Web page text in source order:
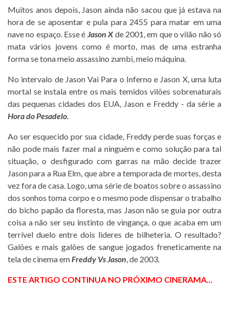
Muitos anos depois, Jason ainda não sacou que já estava na
hora de se aposentar e pula para 2455 para matar em uma
nave no espaço. Esse é Jason Xde 2001, em que o vilão não só
mata vários jovens como é morto, mas de uma estranha
forma se tona meio assassino zumbi, meio máquina.
No intervalo de Jason Vai Para o Inferno e Jason X, uma luta
mortal se instala entre os mais temidos vilões sobrenaturais
das pequenas cidades dos EUA, Jason e Freddy - da série a
Hora do Pesadelo.
Ao ser esquecido por sua cidade, Freddy perde suas forças e
não pode mais fazer mal a ninguém e como solução para tal
situação, o desfigurado com garras na mão decide trazer
Jason para a Rua Elm, que abre a temporada de mortes, desta
vez fora de casa. Logo, uma série de boatos sobre o assassino
dos sonhos toma corpo e o mesmo pode dispensar o trabalho
do bicho papão da floresta, mas Jason não se guia por outra
coisa a não ser seu instinto de vingança, o que acaba em um
terrível duelo entre dois lideres de bilheteria. O resultado?
Galões e mais galões de sangue jogados freneticamente na
tela de cinema emFreddy Vs Jason, de 2003.
ESTE ARTIGO CONTINUA NO PRÓXIMO CINERAMA...